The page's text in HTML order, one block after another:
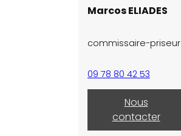
Marcos ELIADES
commissaire-priseur
09 78 80 42 53
Nous
contacter